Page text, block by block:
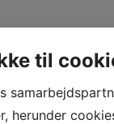
til
herunder